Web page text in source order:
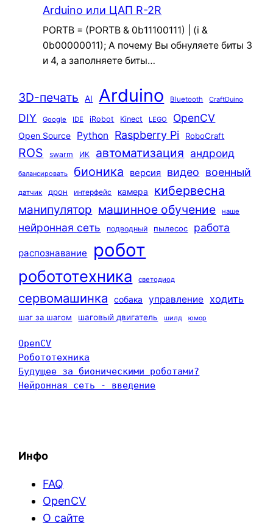
Arduino или ЦАП R-2R
PORTB = (PORTB & 0b11100111) | (i &
0b00000011); А почему Вы обнуляете биты 3
и 4, а заполняете биты…
3D-печать AI Arduino Bluetooth CraftDuino
DIY Google IDE iRobot Kinect LEGO OpenCV
Open Source Python Raspberry Pi RoboCraft
ROS swarm ИК автоматизация андроид
балансировать бионика версия видео военный
датчик дрон интерфейс камера кибервесна
манипулятор машинное обучение наше
нейронная сеть подводный пылесос работа
распознавание робот
робототехника светодиод
сервомашинка собака управление ходить
шаг за шагом шаговый двигатель шилд юмор
OpenCV
Робототехника
Будущее за бионическими роботами?
Нейронная сеть - введение
Инфо
FAQ
OpenCV
О сайте